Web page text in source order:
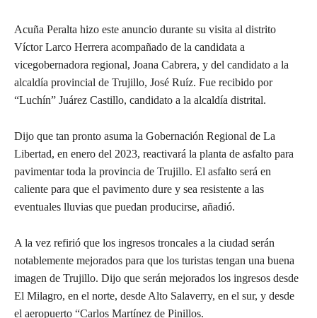
Acuña Peralta hizo este anuncio durante su visita al distrito
Víctor Larco Herrera acompañado de la candidata a
vicegobernadora regional, Joana Cabrera, y del candidato a la
alcaldía provincial de Trujillo, José Ruíz. Fue recibido por
“Luchín” Juárez Castillo, candidato a la alcaldía distrital.
Dijo que tan pronto asuma la Gobernación Regional de La
Libertad, en enero del 2023, reactivará la planta de asfalto para
pavimentar toda la provincia de Trujillo. El asfalto será en
caliente para que el pavimento dure y sea resistente a las
eventuales lluvias que puedan producirse, añadió.
A la vez refirió que los ingresos troncales a la ciudad serán
notablemente mejorados para que los turistas tengan una buena
imagen de Trujillo. Dijo que serán mejorados los ingresos desde
El Milagro, en el norte, desde Alto Salaverry, en el sur, y desde
el aeropuerto “Carlos Martínez de Pinillos.